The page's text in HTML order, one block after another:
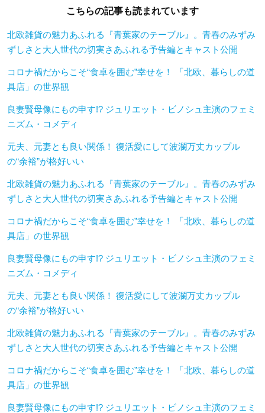
こちらの記事も読まれています
北欧雑貨の魅力あふれる『青葉家のテーブル』。青春のみずみ
ずしさと大人世代の切実さあふれる予告編とキャスト公開
コロナ禍だからこそ“食卓を囲む”幸せを！ 「北欧、暮らしの道
具店」の世界観
良妻賢母像にもの申す!? ジュリエット・ビノシュ主演のフェミ
ニズム・コメディ
元夫、元妻とも良い関係！ 復活愛にして波瀾万丈カップル
の“余裕”が格好いい
北欧雑貨の魅力あふれる『青葉家のテーブル』。青春のみずみ
ずしさと大人世代の切実さあふれる予告編とキャスト公開
コロナ禍だからこそ“食卓を囲む”幸せを！ 「北欧、暮らしの道
具店」の世界観
良妻賢母像にもの申す!? ジュリエット・ビノシュ主演のフェミ
ニズム・コメディ
元夫、元妻とも良い関係！ 復活愛にして波瀾万丈カップル
の“余裕”が格好いい
北欧雑貨の魅力あふれる『青葉家のテーブル』。青春のみずみ
ずしさと大人世代の切実さあふれる予告編とキャスト公開
コロナ禍だからこそ“食卓を囲む”幸せを！ 「北欧、暮らしの道
具店」の世界観
良妻賢母像にもの申す!? ジュリエット・ビノシュ主演のフェミ